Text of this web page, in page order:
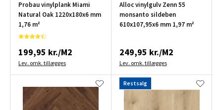
Probau vinylplank Miami
Natural Oak 1220x180x6 mm
1,76 m²
199,95 kr./M2
Lev. omk. tillægges
Alloc vinylgulv Zenn 55
monsanto sildeben
610x107,95x6 mm 1,97 m²
249,95 kr./M2
Lev. omk. tillægges
Restsalg